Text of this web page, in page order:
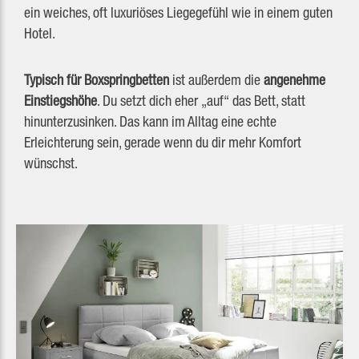
ein weiches, oft luxuriöses Liegegefühl wie in einem guten
Hotel.
Typisch für Boxspringbetten ist außerdem dieangenehme
Einstiegshöhe. Du setzt dich eher „auf“ das Bett, statt
hinunterzusinken. Das kann im Alltag eine echte
Erleichterung sein, gerade wenn du dir mehr Komfort
wünschst.